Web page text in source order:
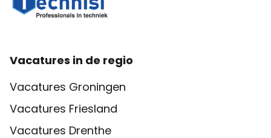
Vacatures in de regio
Vacatures Groningen
Vacatures Friesland
Vacatures Drenthe